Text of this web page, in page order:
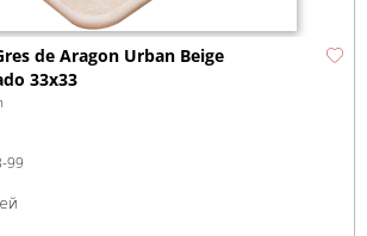
de Aragon Urban Beige
33х33
-99